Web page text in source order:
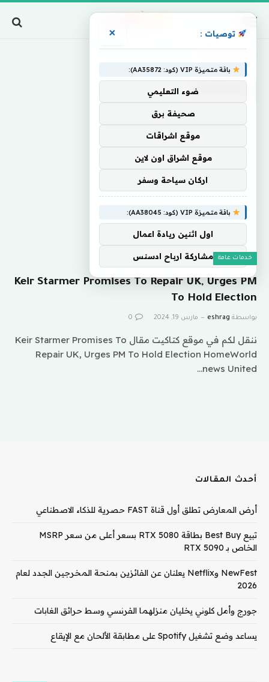
PROMISES
خدمات عامة
Keir Starmer Promises To Repair UK, Urges PM
To Hold Election
بواسطة eshrag مارس 19, 2024 0
ننقل لكم في موقع كتاكيت مقال Keir Starmer Promises To
Repair UK, Urges PM To Hold Election HomeWorld
news United…
أحدث المقالات
أرض المعارض تطلق أول قناة FAST حصرية للذكاء الاصطناعي
تبيع Best Buy بطاقة RTX 5080 بسعر أعلى من سعر MSRP
الخاص بـ RTX 5090
NewFest وNetflix يعلنان عن الفائزين بمنحة المخرجين الجدد لعام
2026
جورج وأمل كلوني يخليان منزلهما الفرنسي وسط حرائق الغابات
يساعد وضع تشغيل Spotify على مطابقة الألحان مع الإيقاع
توصيات : ×
باقة متميزة VIP (كود: AA35872):
ضوء التعليمي
صحيفة برق
موقع اشراقات
موقع اشراق اون لاين
اركان سياحة وسفر
باقة متميزة VIP (كود: AA38045):
اول اثنين ريادة اعمال
مشاركة ارباح ادسنس